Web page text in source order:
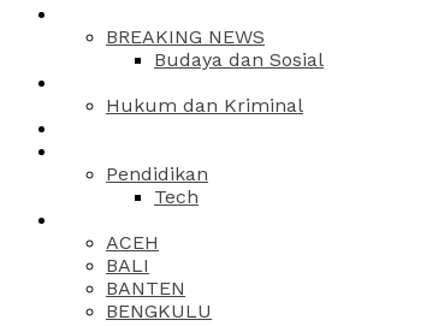
BREAKING NEWS
Budaya dan Sosial
Hukum dan Kriminal
Pendidikan
Tech
ACEH
BALI
BANTEN
BENGKULU